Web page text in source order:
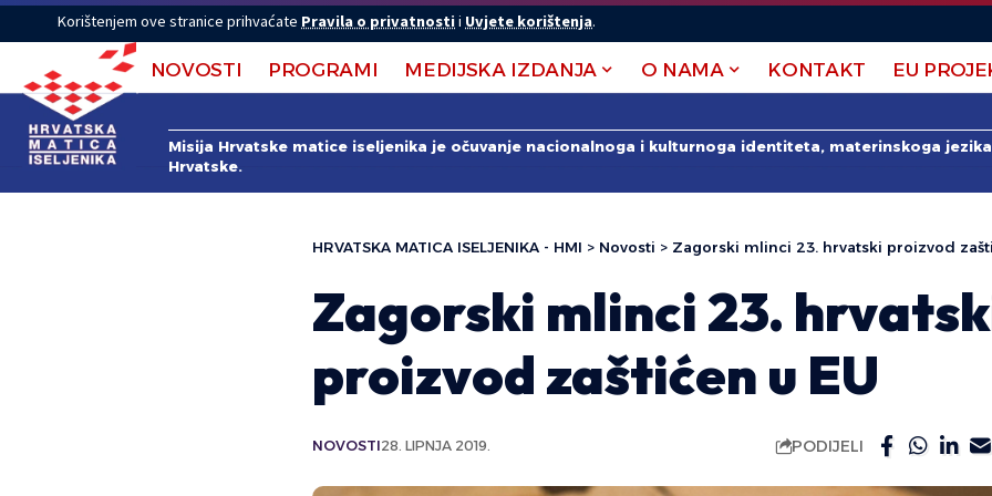
Korištenjem ove stranice prihvaćate Pravila o privatnostii Uvjete korištenja.
NOVOSTI PROGRAMI MEDIJSKA IZDANJA O NAMA KONTAKT EU
Misija Hrvatske matice iseljenika je očuvanje nacionalnoga i kulturnoga identiteta, materinskoga
Hrvatske.
HRVATSKA MATICA ISELJENIKA - HMI > Novosti > Zagorski mlinci 23. hrvatski proizvod
Zagorski mlinci 23.
proizvod zaštićen u EU
NOVOSTI28. LIPNJA 2019. PODIJELI